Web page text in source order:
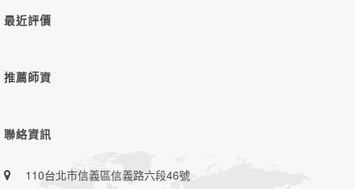
最近評價
推薦師資
聯絡資訊
110台北市信義區信義路六段46號